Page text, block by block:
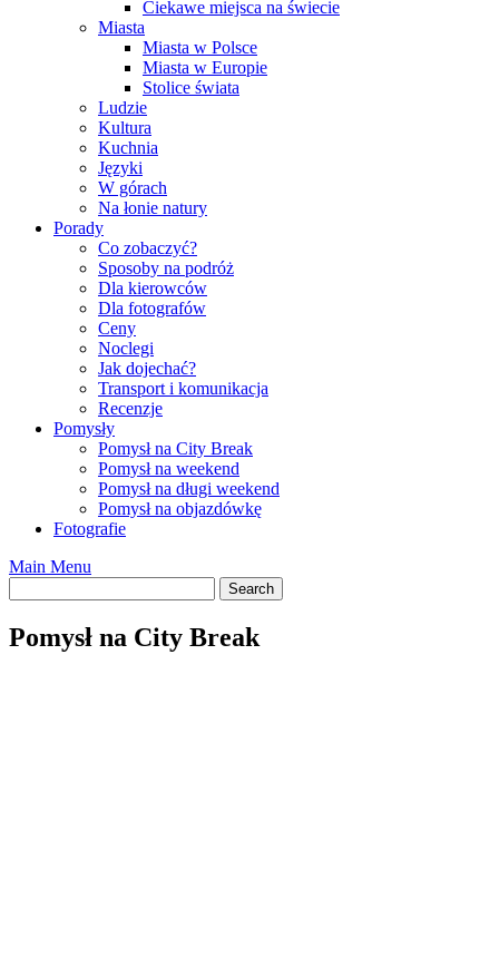
Ciekawe miejsca na świecie
Miasta
Miasta w Polsce
Miasta w Europie
Stolice świata
Ludzie
Kultura
Kuchnia
Języki
W górach
Na łonie natury
Porady
Co zobaczyć?
Sposoby na podróż
Dla kierowców
Dla fotografów
Ceny
Noclegi
Jak dojechać?
Transport i komunikacja
Recenzje
Pomysły
Pomysł na City Break
Pomysł na weekend
Pomysł na długi weekend
Pomysł na objazdówkę
Fotografie
Main Menu
Pomysł na City Break